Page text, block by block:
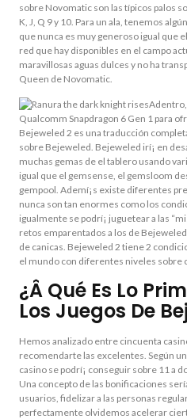
sobre Novomatic son las tí­picos palos
K, J, Q 9 y 10. Para un ala, tenemos
que nunca es muy generoso igual que
red que hay disponibles en el campo
maravillosas aguas dulces y no ha
Queen de Novomatic.
Qualcomm Snapdragon 6 Gen 1 para
Bejeweled 2 es una traducción
sobre Bejeweled. Bejeweled irí¡ en
muchas gemas de el tablero usando
igual que el gemsense, el gemsloom
gempool. Ademí¡s existe diferentes
nunca son tan enormes como los
igualmente se podrí¡ juguetear a las
retos emparentados a los de
de canicas. Bejeweled 2 tiene 2
el mundo con diferentes niveles sobre
¿Â Qué Es Lo
Los Juegos De
Hemos analizado entre cincuenta
recomendarte las excelentes. Según
casino se podrí¡ conseguir sobre 11 a
Una concepto de las bonificaciones
usuarios, fidelizar a las personas
perfectamente olvidemos acelerar